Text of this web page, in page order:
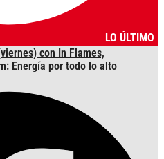
LO ÚLTIMO
con In Flames,
Energía por todo lo alto